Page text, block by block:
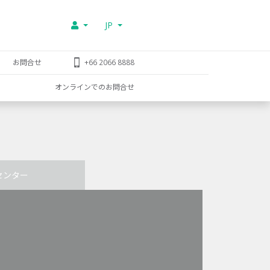
JP
お問合せ +66 2066 8888
オンラインでのお問合せ
ンター